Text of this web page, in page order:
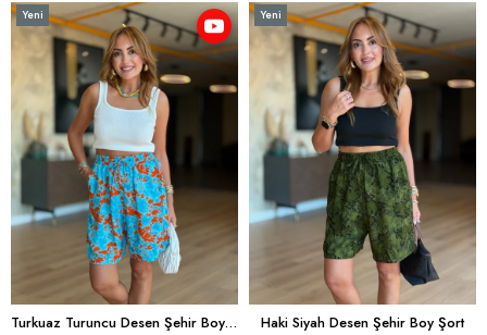
Turkuaz Turuncu Desen Şehir Boy Şort
Yeni
Ürün
Haki Siyah Desen Şehir Boy Şort
Yeni
Ürün